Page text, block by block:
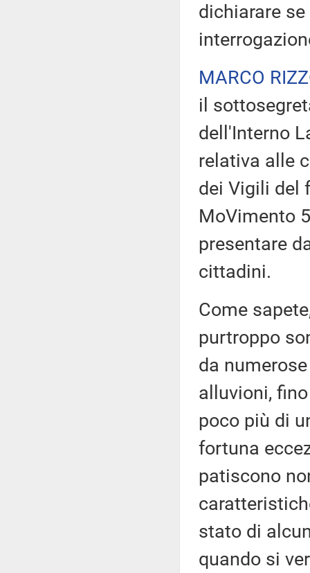
dichiarare
MARCO
il
dell'Interno
relativa alle
dei Vigili del
MoVimento
presentare
cittadini.
Come
purtroppo
da
alluvioni,
poco più di
fortuna
patiscono
stato di
quando si